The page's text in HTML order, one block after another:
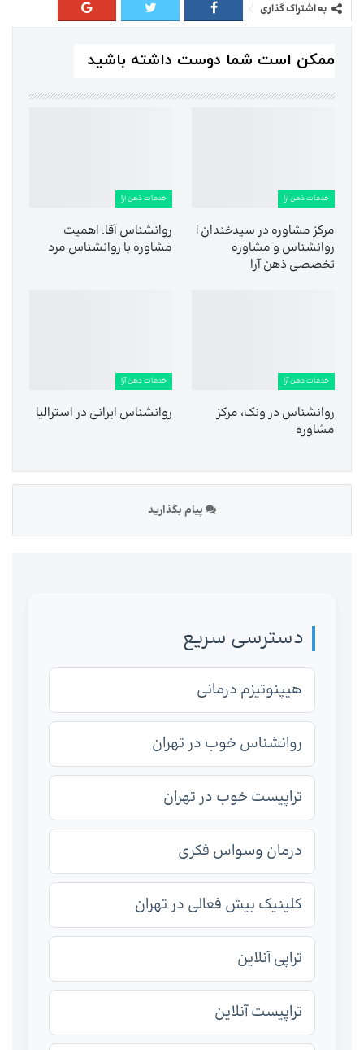
به اشتراک گذاری
ممکن است شما دوست داشته باشید
خدمات ذهن آرا
مرکز مشاوره در سیدخندان |
روانشناس و مشاوره
تخصصی ذهن آرا
خدمات ذهن آرا
روانشناس آقا: اهمیت
مشاوره با روانشناس مرد
خدمات ذهن آرا
روانشناس در ونک، مرکز
مشاوره
خدمات ذهن آرا
روانشناس ایرانی در استرالیا
پیام بگذارید
دسترسی سریع
هیپنوتیزم درمانی
روانشناس خوب در تهران
تراپیست خوب در تهران
درمان وسواس فکری
کلینیک بیش فعالی در تهران
تراپی آنلاین
تراپیست آنلاین